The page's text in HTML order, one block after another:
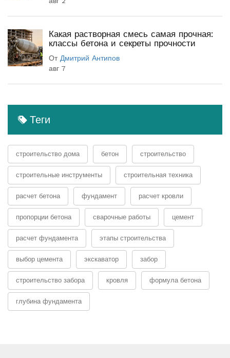
Какая растворная смесь самая прочная:
классы бетона и секреты прочности
От Дмитрий Антипов
авг 7
Теги
строительство дома бетон строительство
строительные инструменты строительная техника
расчет бетона фундамент расчет кровли
пропорции бетона сварочные работы цемент
расчет фундамента этапы строительства
выбор цемента экскаватор забор
строительство забора кровля формула бетона
глубина фундамента